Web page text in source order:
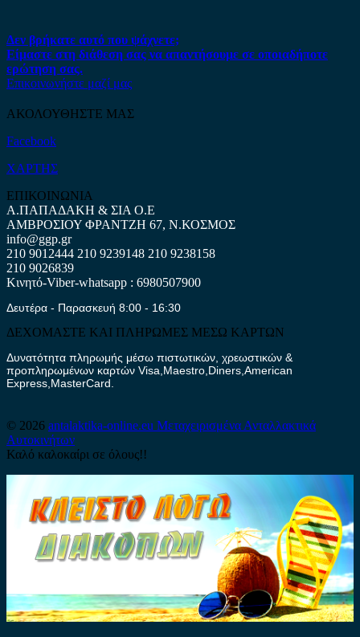
Δεν βρήκατε αυτό που ψάχνετε;
Είμαστε στη διάθεση σας να απαντήσουμε σε οποιαδήποτε
ερώτηση σας.
Επικοινωνήστε μαζί μας
ΑΚΟΛΟΥΘΗΣΤΕ ΜΑΣ
Facebook
ΧΑΡΤΗΣ
ΕΠΙΚΟΙΝΩΝΙΑ
Α.ΠΑΠΑΔΑΚΗ & ΣΙΑ Ο.Ε
ΑΜΒΡΟΣΙΟΥ ΦΡΑΝΤΖΗ 67, Ν.ΚΟΣΜΟΣ
info@ggp.gr
210 9012444 210 9239148 210 9238158
210 9026839
Κινητό-Viber-whatsapp : 6980507900
Δευτέρα - Παρασκευή 8:00 - 16:30
ΔΕΧΟΜΑΣΤΕ ΚΑΙ ΠΛΗΡΩΜΕΣ ΜΕΣΩ ΚΑΡΤΩΝ
Δυνατότητα πληρωμής μέσω πιστωτικών, χρεωστικών &
προπληρωμένων καρτών Visa,Maestro,Diners,American
Express,MasterCard.
© 2026 antalaktika-online.eu Μεταχειρισμένα Ανταλλακτικά
Αυτοκινήτων
Καλό καλοκαίρι σε όλους!!